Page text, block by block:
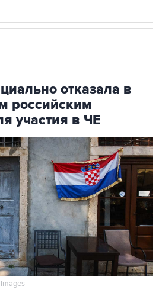
отказала в
российским
участия в ЧЕ